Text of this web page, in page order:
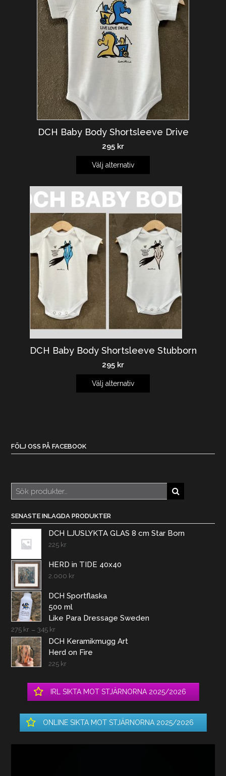
DCH Baby Body Shortsleeve Drive
295 kr
Välj alternativ
DCH Baby Body Shortsleeve Stubborn
295 kr
Välj alternativ
FÖLJ OSS PÅ FACEBOOK
Sök
efter:
SENASTE INLAGDA PRODUKTER
DCH LJUSLYKTA GLAS 8 cm Star Born
225 kr
HERD in TIDE 40x40
2.000 kr
DCH Sportflaska
500 ml
Like Para Dressage Sweden
275 kr – 345 kr
DCH Keramikmugg Art
Herd on Fire
225 kr
IRL SIKTA MOT STJÄRNORNA 2025/2026
ONLINE SIKTA MOT STJÄRNORNA 2025/2026